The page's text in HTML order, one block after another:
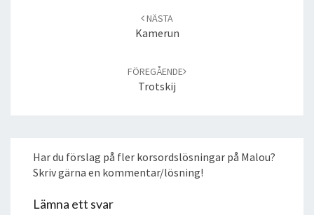
NÄSTA
Kamerun
FÖREGÅENDE
Trotskij
Har du förslag på fler korsordslösningar på Malou?
Skriv gärna en kommentar/lösning!
Lämna ett svar